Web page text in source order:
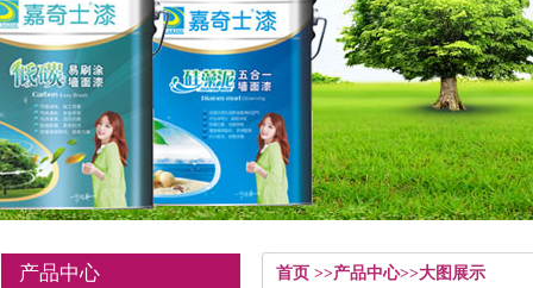
产品中心 首页 >>产品中心>>大图展示